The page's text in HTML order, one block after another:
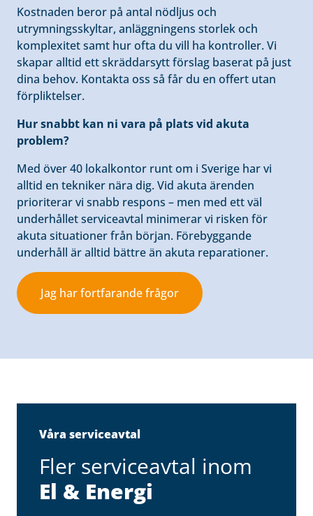
Kostnaden beror på antal nödljus och
utrymningsskyltar, anläggningens storlek och
komplexitet samt hur ofta du vill ha kontroller. Vi
skapar alltid ett skräddarsytt förslag baserat på just
dina behov. Kontakta oss så får du en offert utan
förpliktelser.
Hur snabbt kan ni vara på plats vid akuta
problem?
Med över 40 lokalkontor runt om i Sverige har vi
alltid en tekniker nära dig. Vid akuta ärenden
prioriterar vi snabb respons – men med ett väl
underhållet serviceavtal minimerar vi risken för
akuta situationer från början. Förebyggande
underhåll är alltid bättre än akuta reparationer.
Jag har fortfarande frågor
Våra serviceavtal
Fler serviceavtal inom
El & Energi